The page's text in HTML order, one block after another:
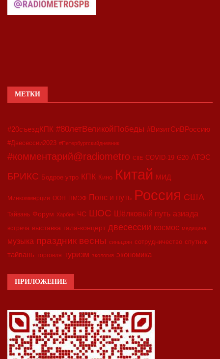
МЕТКИ
#20съездКПК #80летВеликойПобеды #ВизитСиВРоссию
#Двесессии2023 #Петербургскийдневник
#комментарий@radiometro CIIE COVID-19 G20 АТЭС
БРИКС Бодрое утро КПК Кино Китай МИД
Минкоммерции ООН ПМЭФ Пояс и путь Россия США
Тайвань Форум Харбин ЧС ШОС Шёлковый путь азиада
встреча выставка гала-концерт двесессии космос медицина
музыка праздник весны синьцзян сотрудничество спутник
тайвань торговля туризм экология экономика
ПРИЛОЖЕНИЕ